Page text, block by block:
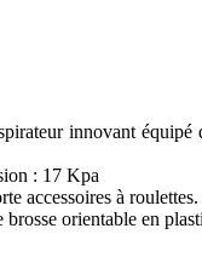
innovant
: 17 Kpa
accessoires à
brosse orientable en